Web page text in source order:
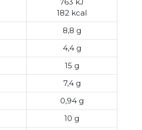
182 kcal
8,8 g
4,4 g
15 g
7,4 g
0,94 g
10 g